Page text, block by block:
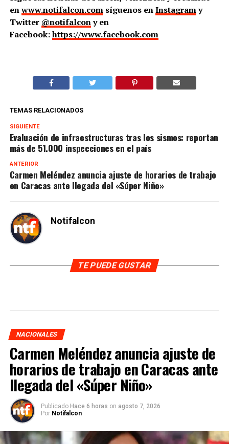
enwww.notifalcon.comsíguenos enInstagramy
Twitter @notifalcony en
Facebook:https://www.facebook.com
TEMAS RELACIONADOS
SIGUIENTE
Evaluación de infraestructuras tras los sismos: reportan
más de 51.000 inspecciones en el país
ANTERIOR
Carmen Meléndez anuncia ajuste de horarios de trabajo
en Caracas ante llegada del «Súper Niño»
Notifalcon
TE PUEDE GUSTAR
NACIONALES
Carmen Meléndez anuncia ajuste de
horarios de trabajo en Caracas ante
llegada del «Súper Niño»
Publicado Hace 6 horas on agosto 7, 2026
Por Notifalcon